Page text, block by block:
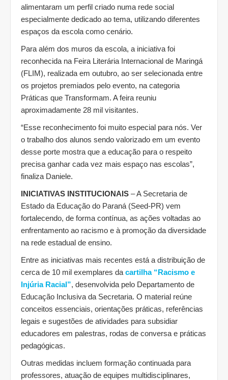
alimentaram um perfil criado numa rede social
especialmente dedicado ao tema, utilizando diferentes
espaços da escola como cenário.
Para além dos muros da escola, a iniciativa foi
reconhecida na Feira Literária Internacional de Maringá
(FLIM), realizada em outubro, ao ser selecionada entre
os projetos premiados pelo evento, na categoria
Práticas que Transformam. A feira reuniu
aproximadamente 28 mil visitantes.
“Esse reconhecimento foi muito especial para nós. Ver
o trabalho dos alunos sendo valorizado em um evento
desse porte mostra que a educação para o respeito
precisa ganhar cada vez mais espaço nas escolas”,
finaliza Daniele.
INICIATIVAS INSTITUCIONAIS – A Secretaria de
Estado da Educação do Paraná (Seed-PR) vem
fortalecendo, de forma contínua, as ações voltadas ao
enfrentamento ao racismo e à promoção da diversidade
na rede estadual de ensino.
Entre as iniciativas mais recentes está a distribuição de
cerca de 10 mil exemplares da cartilha “Racismo e
Injúria Racial”, desenvolvida pelo Departamento de
Educação Inclusiva da Secretaria. O material reúne
conceitos essenciais, orientações práticas, referências
legais e sugestões de atividades para subsidiar
educadores em palestras, rodas de conversa e práticas
pedagógicas.
Outras medidas incluem formação continuada para
professores, atuação de equipes multidisciplinares,